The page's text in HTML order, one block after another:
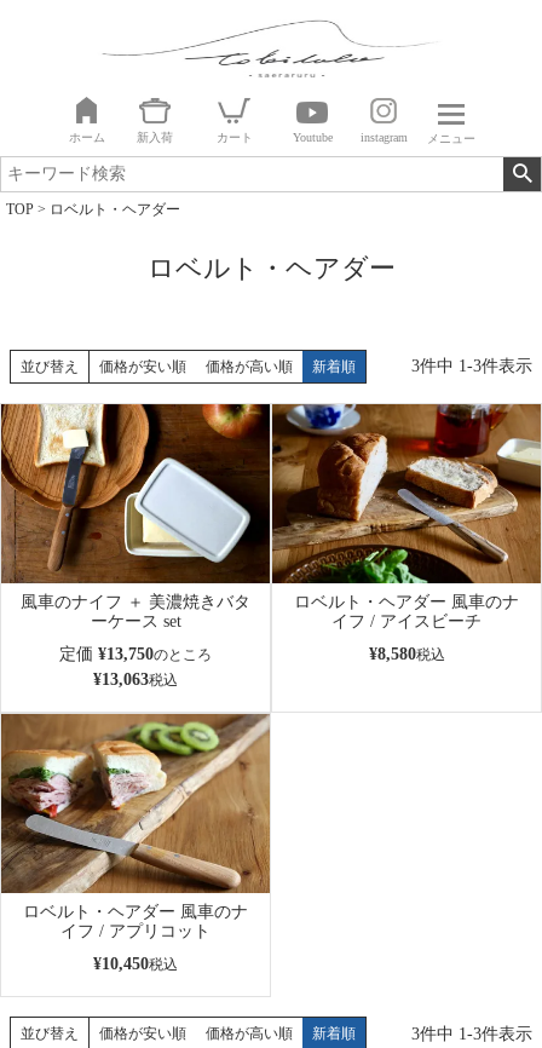
ホーム 新入荷 カート Youtube instagram メニュー
TOP ロベルト・ヘアダー
ロベルト・ヘアダー
並び替え 価格が安い順 価格が高い順 新着順 3件中 1-3件表示
風車のナイフ ＋ 美濃焼きバタ
ーケース set
定価 ¥13,750のところ
¥13,063税込
ロベルト・ヘアダー 風車のナ
イフ / アイスビーチ
¥8,580税込
ロベルト・ヘアダー 風車のナ
イフ / アプリコット
¥10,450税込
並び替え 価格が安い順 価格が高い順 新着順 3件中 1 -3件表示